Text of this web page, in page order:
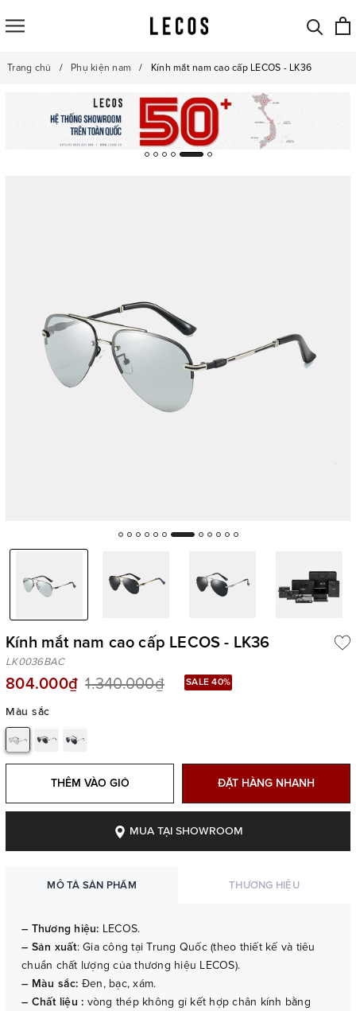
Trang chủ Phụ kiện nam Kính mắt nam cao cấp LECOS - LK36
Kính mắt nam cao cấp LECOS - LK36
LK0036BAC
804.000₫ 1.340.000₫ SALE 40%
Màu sắc
THÊM VÀO GIỎ ĐẶT HÀNG NHANH
MUA TẠI SHOWROOM
MÔ TẢ SẢN PHẨM THƯƠNG HIỆU
– Thương hiệu: LECOS.
– Sản xuất: Gia công tại Trung Quốc (theo thiết kế và tiêu
chuẩn chất lượng của thương hiệu LECOS).
– Màu sắc: Đen, bạc, xám.
– Chất liệu : vòng thép không gỉ kết hợp chân kính bằng